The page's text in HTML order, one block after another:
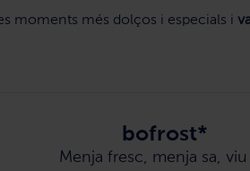
moments més dolços i especials i
bofrost*
Menja fresc, menja sa,